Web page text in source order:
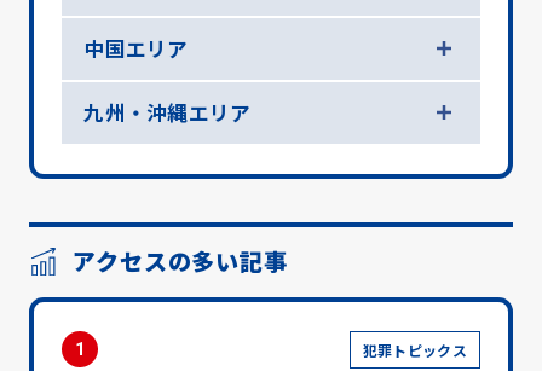
中国エリア
九州・沖縄エリア
アクセスの多い記事
1 犯罪トピックス